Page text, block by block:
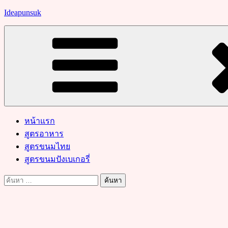
Skip
Ideapunsuk
หน้าแรก
สูตรอาหาร
สูตรขนมไทย
สูตรขนมปังเบเกอรี่
ค้นหา